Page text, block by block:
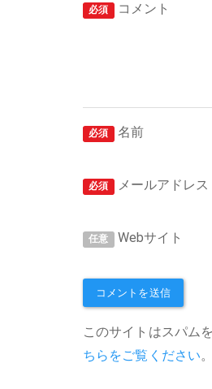
必須 コメント
必須 名前
必須 メールアドレス
任意 Webサイト
このサイトはスパム
ちらをご覧ください。